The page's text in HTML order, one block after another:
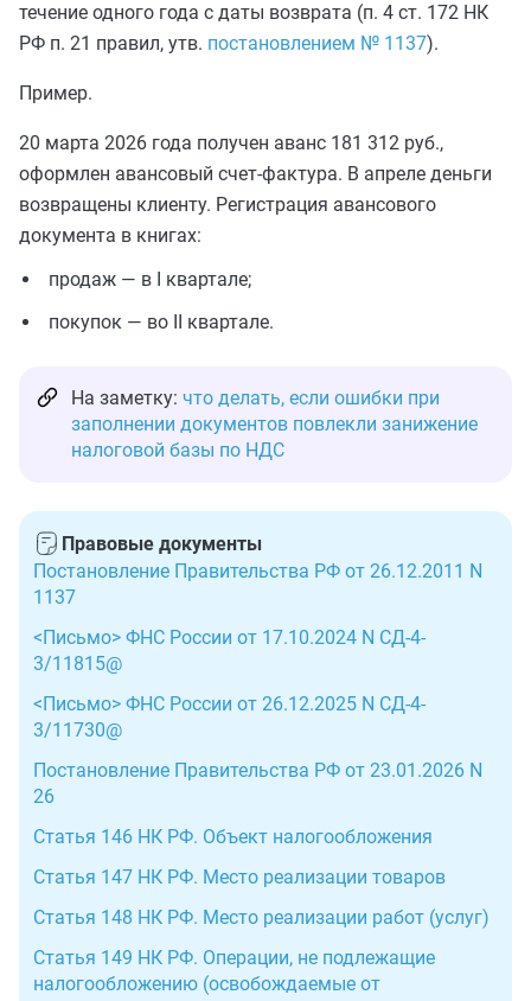
течение одного года с даты возврата (п. 4 ст. 172 НК
РФ п. 21 правил, утв. постановлением № 1137).
Пример.
20 марта 2026 года получен аванс 181 312 руб.,
оформлен авансовый счет-фактура. В апреле деньги
возвращены клиенту. Регистрация авансового
документа в книгах:
продаж — в I квартале;
покупок — во II квартале.
На заметку: что делать, если ошибки при
заполнении документов повлекли занижение
налоговой базы по НДС
Правовые документы
Постановление Правительства РФ от 26.12.2011 N
1137
<Письмо> ФНС России от 17.10.2024 N СД-4-
3/11815@
<Письмо> ФНС России от 26.12.2025 N СД-4-
3/11730@
Постановление Правительства РФ от 23.01.2026 N
26
Статья 146 НК РФ. Объект налогообложения
Статья 147 НК РФ. Место реализации товаров
Статья 148 НК РФ. Место реализации работ (услуг)
Статья 149 НК РФ. Операции, не подлежащие
налогообложению (освобождаемые от